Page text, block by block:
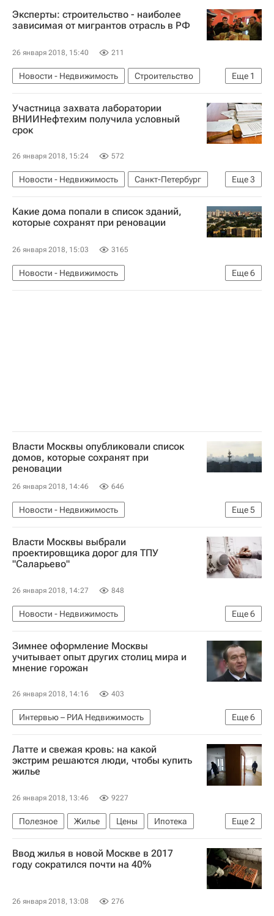
Эксперты: строительство - наиболее
зависимая от мигрантов отрасль в РФ
26 января 2018, 15:40 211
Еще 1
Новости - Недвижимость
Строительство
Россия
Участница захвата лаборатории
ВНИИНефтехим получила условный
срок
26 января 2018, 15:24 572
Еще3
Новости - Недвижимость
Санкт-Петербург
Суды
Рейдеры Россия
Какие дома попали в список зданий,
которые сохранят при реновации
26 января 2018, 15:03 3165
Еще6
Новости - Недвижимость
Расселение пятиэтажек в Москве
Москва
Власти Москвы опубликовали список
домов, которые сохранят при
реновации
26 января 2018, 14:46 646
Еще5
Новости - Недвижимость
Расселение пятиэтажек в Москве
Москва
Жилье
Реновация Россия
Власти Москвы выбрали
проектировщика дорог для ТПУ
"Саларьево"
26 января 2018, 14:27 848
Еще6
Новости - Недвижимость
Строительство ТПУ в Москве
Москва
ТПУ
Проектирование
Инфраструктура
Зимнее оформление Москвы
учитывает опыт других столиц мира и
мнение горожан
26 января 2018, 14:16 403
Еще6
Интервью – РИА Недвижимость
Крупным планом
Москва
Петр Бирюков
Благоустройство
Городское хозяйство Москвы
Латте и свежая кровь: на какой
экстрим решаются люди, чтобы купить
жилье
26 января 2018, 13:46 9227
Еще2
Полезное Жилье Цены
Ипотека
Россия
Полезное – РИА Недвижимость
Ввод жилья в новой Москве в 2017
году сократился почти на 40%
26 января 2018, 13:08 276